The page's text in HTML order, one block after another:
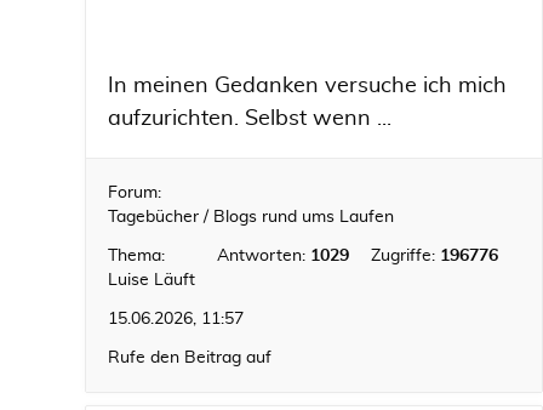
In meinen Gedanken versuche ich mich
aufzurichten. Selbst wenn ...
Forum:
Tagebücher / Blogs rund ums Laufen
Thema:
Luise Läuft
Antworten: 1029 Zugriffe: 196776
15.06.2026, 11:57
Rufe den Beitrag auf